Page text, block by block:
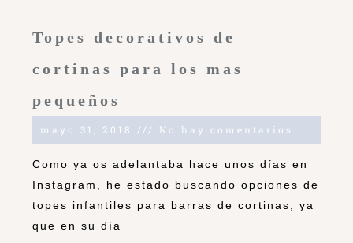
Topes decorativos de
cortinas para los mas
pequeños
mayo 31, 2018 No hay comentarios
Como ya os adelantaba hace unos días en
Instagram, he estado buscando opciones de
topes infantiles para barras de cortinas, ya
que en su día